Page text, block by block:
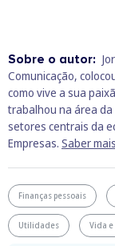
Sobre o autor:
Comunicação,
como vive a sua
trabalhou na área da
setores centrais da
Empresas. Saber
Finanças pessoais
Utilidades Vida